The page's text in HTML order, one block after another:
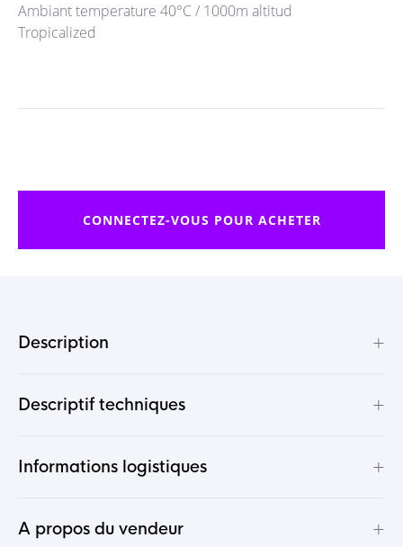
Ambiant temperature 40°C / 1000m altitud
Tropicalized
CONNECTEZ-VOUS POUR ACHETER
Description +
Descriptif techniques +
Informations logistiques +
A propos du vendeur +